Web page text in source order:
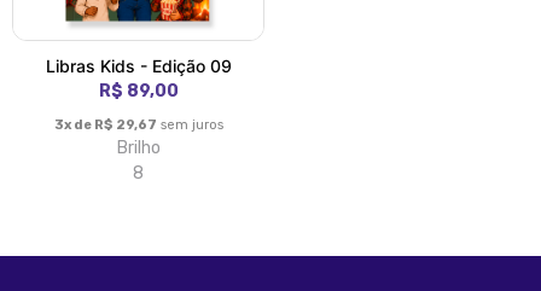
Libras Kids - Edição 09
R$ 89,00
3x de R$ 29,67 sem juros
Brilho
8